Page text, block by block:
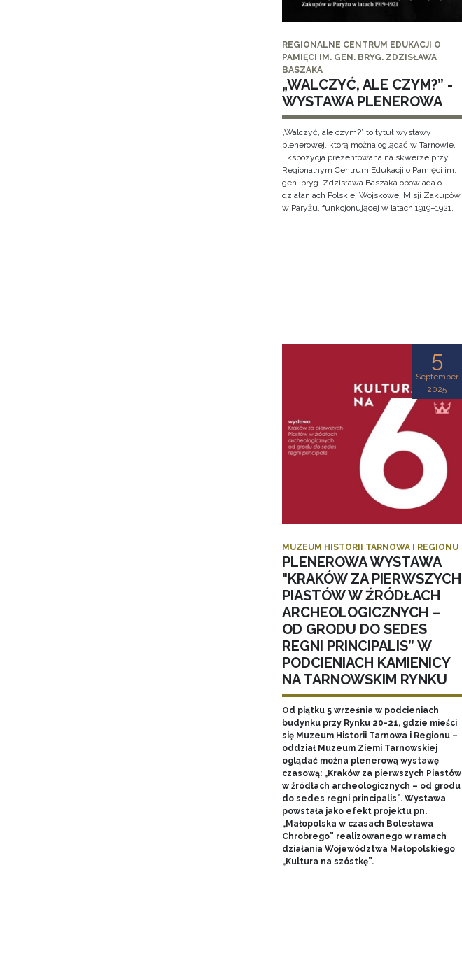
REGIONALNE CENTRUM EDUKACJI O
PAMIĘCI IM. GEN. BRYG. ZDZISŁAWA
BASZAKA
„WALCZYĆ, ALE CZYM?” -
WYSTAWA PLENEROWA
„Walczyć, ale czym?” to tytuł wystawy
plenerowej, którą można oglądać w Tarnowie.
Ekspozycja prezentowana na skwerze przy
Regionalnym Centrum Edukacji o Pamięci im.
gen. bryg. Zdzisława Baszaka opowiada o
działaniach Polskiej Wojskowej Misji Zakupów
w Paryżu, funkcjonującej w latach 1919–1921.
5
September
2025
MUZEUM HISTORII TARNOWA I REGIONU
PLENEROWA WYSTAWA
"KRAKÓW ZA PIERWSZYCH
PIASTÓW W ŹRÓDŁACH
ARCHEOLOGICZNYCH –
OD GRODU DO SEDES
REGNI PRINCIPALIS” W
PODCIENIACH KAMIENICY
NA TARNOWSKIM RYNKU
Od piątku 5 września w podcieniach
budynku przy Rynku 20-21, gdzie mieści
się Muzeum Historii Tarnowa i Regionu –
oddział Muzeum Ziemi Tarnowskiej
oglądać można plenerową wystawę
czasową: „Kraków za pierwszych Piastów
w źródłach archeologicznych – od grodu
do sedes regni principalis”. Wystawa
powstała jako efekt projektu pn.
„Małopolska w czasach Bolesława
Chrobrego” realizowanego w ramach
działania Województwa Małopolskiego
„Kultura na szóstkę”.